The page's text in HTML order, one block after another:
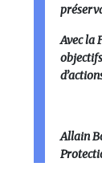
Avec la
Allain